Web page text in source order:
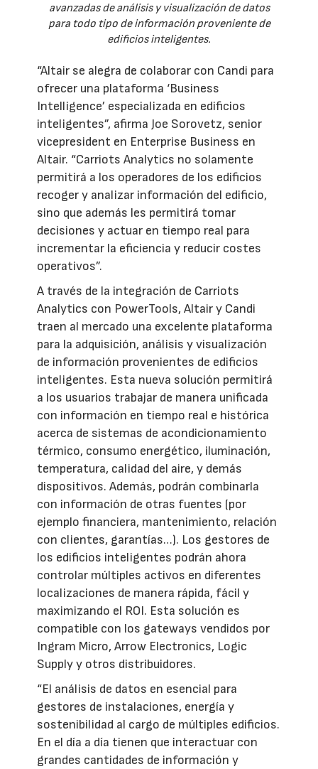
avanzadas de análisis y visualización de datos
para todo tipo de información proveniente de
edificios inteligentes.
“Altair se alegra de colaborar con Candi para
ofrecer una plataforma ‘Business
Intelligence’ especializada en edificios
inteligentes”, afirma Joe Sorovetz, senior
vicepresident en Enterprise Business en
Altair. “Carriots Analytics no solamente
permitirá a los operadores de los edificios
recoger y analizar información del edificio,
sino que además les permitirá tomar
decisiones y actuar en tiempo real para
incrementar la eficiencia y reducir costes
operativos”.
A través de la integración de Carriots
Analytics con PowerTools, Altair y Candi
traen al mercado una excelente plataforma
para la adquisición, análisis y visualización
de información provenientes de edificios
inteligentes. Esta nueva solución permitirá
a los usuarios trabajar de manera unificada
con información en tiempo real e histórica
acerca de sistemas de acondicionamiento
térmico, consumo energético, iluminación,
temperatura, calidad del aire, y demás
dispositivos. Además, podrán combinarla
con información de otras fuentes (por
ejemplo financiera, mantenimiento, relación
con clientes, garantías…). Los gestores de
los edificios inteligentes podrán ahora
controlar múltiples activos en diferentes
localizaciones de manera rápida, fácil y
maximizando el ROI. Esta solución es
compatible con los gateways vendidos por
Ingram Micro, Arrow Electronics, Logic
Supply y otros distribuidores.
“El análisis de datos en esencial para
gestores de instalaciones, energía y
sostenibilidad al cargo de múltiples edificios.
En el día a día tienen que interactuar con
grandes cantidades de información y